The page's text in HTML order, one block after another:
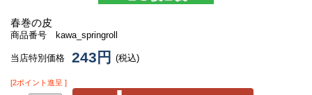
春巻の皮
商品番号 kawa_springroll
当店特別価格 243円 (税込)
[2ポイント進呈 ]